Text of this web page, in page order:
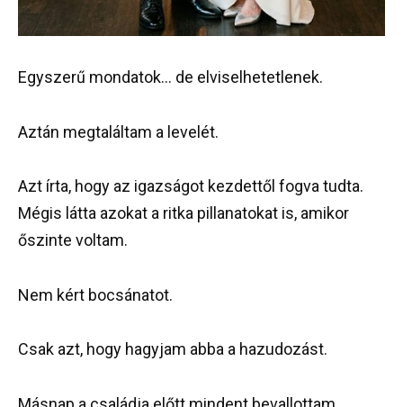
Egyszerű mondatok… de elviselhetetlenek.
Aztán megtaláltam a levelét.
Azt írta, hogy az igazságot kezdettől fogva tudta.
Mégis látta azokat a ritka pillanatokat is, amikor
őszinte voltam.
Nem kért bocsánatot.
Csak azt, hogy hagyjam abba a hazudozást.